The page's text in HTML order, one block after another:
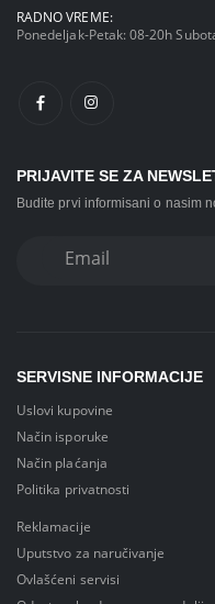
RADNO VREME:
Ponedeljak-Petak: 08-20h
PRIJAVITE SE ZA
Budite prvi informisani o nasim
SERVISNE INFORMACIJE
Uslovi kupovine
Način isporuke
Način plaćanja
Politika privatnosti
Reklamacije
Uputstvo za naručivanje
Ovlašćeni servisi